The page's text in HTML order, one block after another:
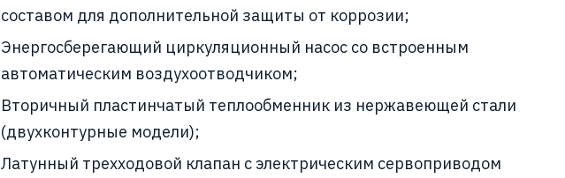
составом для дополнительной защиты от коррозии;
Энергосберегающий циркуляционный насос со встроенным
автоматическим воздухоотводчиком;
Вторичный пластинчатый теплообменник из нержавеющей стали
(двухконтурные модели);
Латунный трехходовой клапан с электрическим сервоприводом